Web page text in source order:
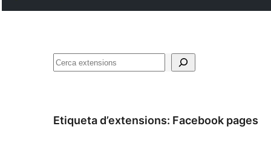
Cerca
Etiqueta d’extensions: Facebook pages